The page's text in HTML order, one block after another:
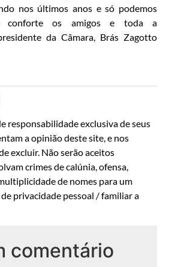
nos últimos anos e só podemos
conforte os amigos e toda a
da Câmara, Brás Zagotto
responsabilidade exclusiva de seus
a opinião deste site, e nos
excluir. Não serão aceitos
crimes de calúnia, ofensa,
de nomes para um
privacidade pessoal / familiar a
comentário